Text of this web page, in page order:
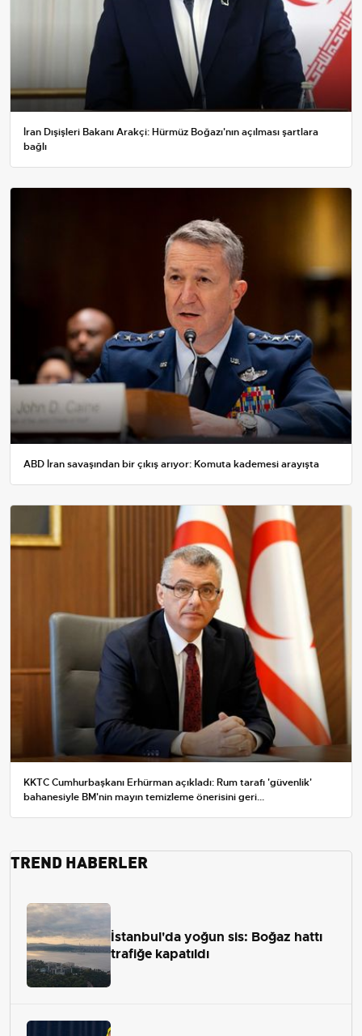
İran Dışişleri Bakanı Arakçi: Hürmüz Boğazı'nın açılması şartlara
bağlı
ABD İran savaşından bir çıkış arıyor: Komuta kademesi arayışta
KKTC Cumhurbaşkanı Erhürman açıkladı: Rum tarafı 'güvenlik'
bahanesiyle BM'nin mayın temizleme önerisini geri...
TREND HABERLER
İstanbul'da yoğun sis: Boğaz hattı
trafiğe kapatıldı